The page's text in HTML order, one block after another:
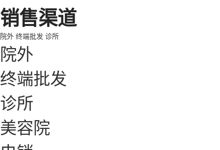
销售渠道
院外 终端批发 诊所
院外
终端批发
诊所
美容院